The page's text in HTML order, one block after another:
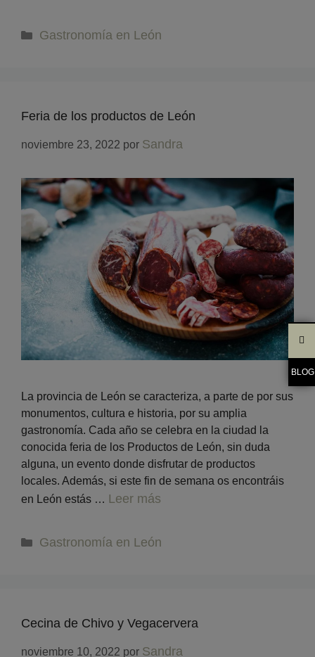
Gastronomía en León
Feria de los productos de León
noviembre 23, 2022 por Sandra
La provincia de León se caracteriza, a parte de por sus
monumentos, cultura e historia, por su amplia
gastronomía. Cada año se celebra en la ciudad la
conocida feria de los Productos de León, sin duda
alguna, un evento donde disfrutar de productos
locales. Además, si este fin de semana os encontráis
en León estás … Leer más
Gastronomía en León
Cecina de Chivo y Vegacervera
noviembre 10, 2022 por Sandra
BLOG